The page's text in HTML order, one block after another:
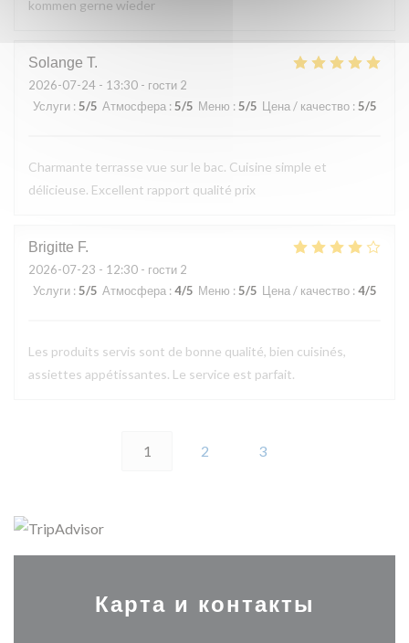
kommen gerne wieder
Solange T
2026-07-24 - 13:30 - гости 2
Услуги : 5/5 Атмосфера :5/5 Меню :5/5 Цена / качество : 5/5
Charmante terrasse vue sur le bac. Cuisine simple et
délicieuse. Excellent rapport qualité prix
Brigitte F
2026-07-23 - 12:30 - гости 2
Услуги : 5/5 Атмосфера : 4/5 Меню : 5/5 Цена / качество : 4/5
Les produits servis sont de bonne qualité, bien cuisinés,
assiettes appétissantes. Le service est parfait.
1 2 3
Карта и контакты